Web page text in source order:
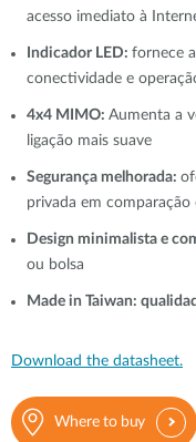
acesso imediato à
Indicador LED: fornece
conectividade e
4x4 MIMO: Aumenta a
ligação mais suave
Segurança melhorada:
privada em
Design minimalista e
ou bolsa
Made in Taiwan:
Download the datasheet.
Where to buy